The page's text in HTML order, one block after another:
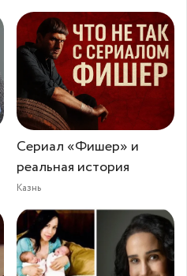
Сериал «Фишер» и
реальная история
Казнь